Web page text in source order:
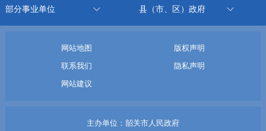
部分事业单位 县（市、区）政府
网站地图
版权声明
联系我们
隐私声明
网站建议
主办单位：韶关市人民政府